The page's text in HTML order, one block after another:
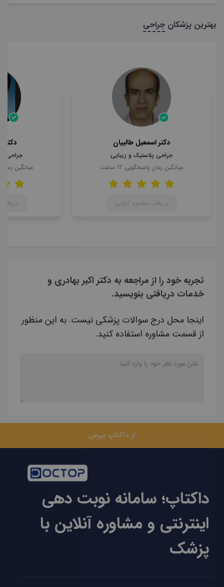
بهترین پزشکان جراحی
دکتر اسمعیل طالبیان
جراحی پلاستیک و زیبایی
میانگین زمان پاسخگویی 12 ساعت
دریافت مشاوره آنلاین
دکتر
جراحی
میانگین
تجربه خود را از مراجعه به دکتر اکبر بهادری و
خدمات دریافتی بنویسید.
اینجا محل درج سوالات پزشکی نیست. به این منظور
از قسمت مشاوره استفاده کنید.
از داکتاپ بپرس
داکتاپ؛ سامانه نوبت دهی
اینترنتی و مشاوره آنلاین با
پزشک